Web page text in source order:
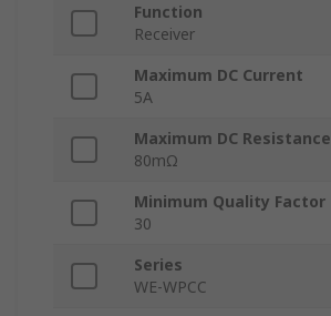
Function
Receiver
Maximum DC Current
5A
Maximum DC Resistance
80mΩ
Minimum Quality Factor
30
Series
WE-WPCC